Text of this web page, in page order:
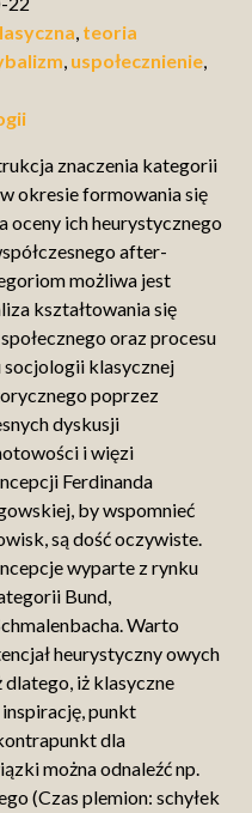
, teoria
, uspołecznienie,
znaczenia kategorii
okresie formowania się
oceny ich heurystycznego
after-
możliwa jest
kształtowania się
oraz procesu
klasycznej
poprzez
dyskusji
i więzi
Ferdinanda
by wspomnieć
są dość oczywiste.
wyparte z rynku
Bund,
Warto
heurystyczny owych
iż klasyczne
punkt
dla
można odnaleźć np.
(Czas plemion: schyłek